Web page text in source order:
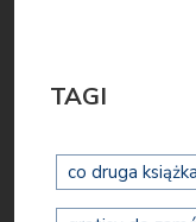
TAGI
co druga